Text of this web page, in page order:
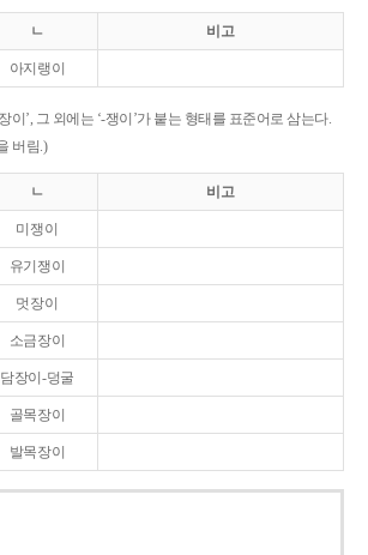
ㄴ 비고
아지랭이
이’, 그 외에는 ‘-쟁이’가 붙는 형태를 표준어로 삼는다.
버림.)
ㄴ 비고
미쟁이
유기쟁이
멋장이
소금장이
담장이-덩굴
골목장이
발목장이